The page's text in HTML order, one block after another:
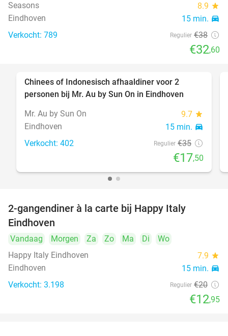
Seasons
8.9 star
Eindhoven 15 min. directions_car
Verkocht: 789 Regulier €38
€32,60
Chinees of Indonesisch afhaaldiner voor 2
personen bij Mr. Au by Sun On in Eindhoven
Mr. Au by Sun On
9.7 star
Eindhoven 15 min. directions_car
Verkocht: 402 Regulier €35
€17,50
2-gangendiner à la carte bij Happy Italy
Eindhoven
Vandaag Morgen Za Zo Ma Di
Wo
Happy Italy Eindhoven
7.9 star
Eindhoven 15 min. directions_car
Verkocht: 3.198 Regulier €20
€12,95